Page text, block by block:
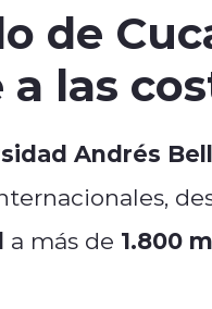
de
las
Andrés
a más de 1.800